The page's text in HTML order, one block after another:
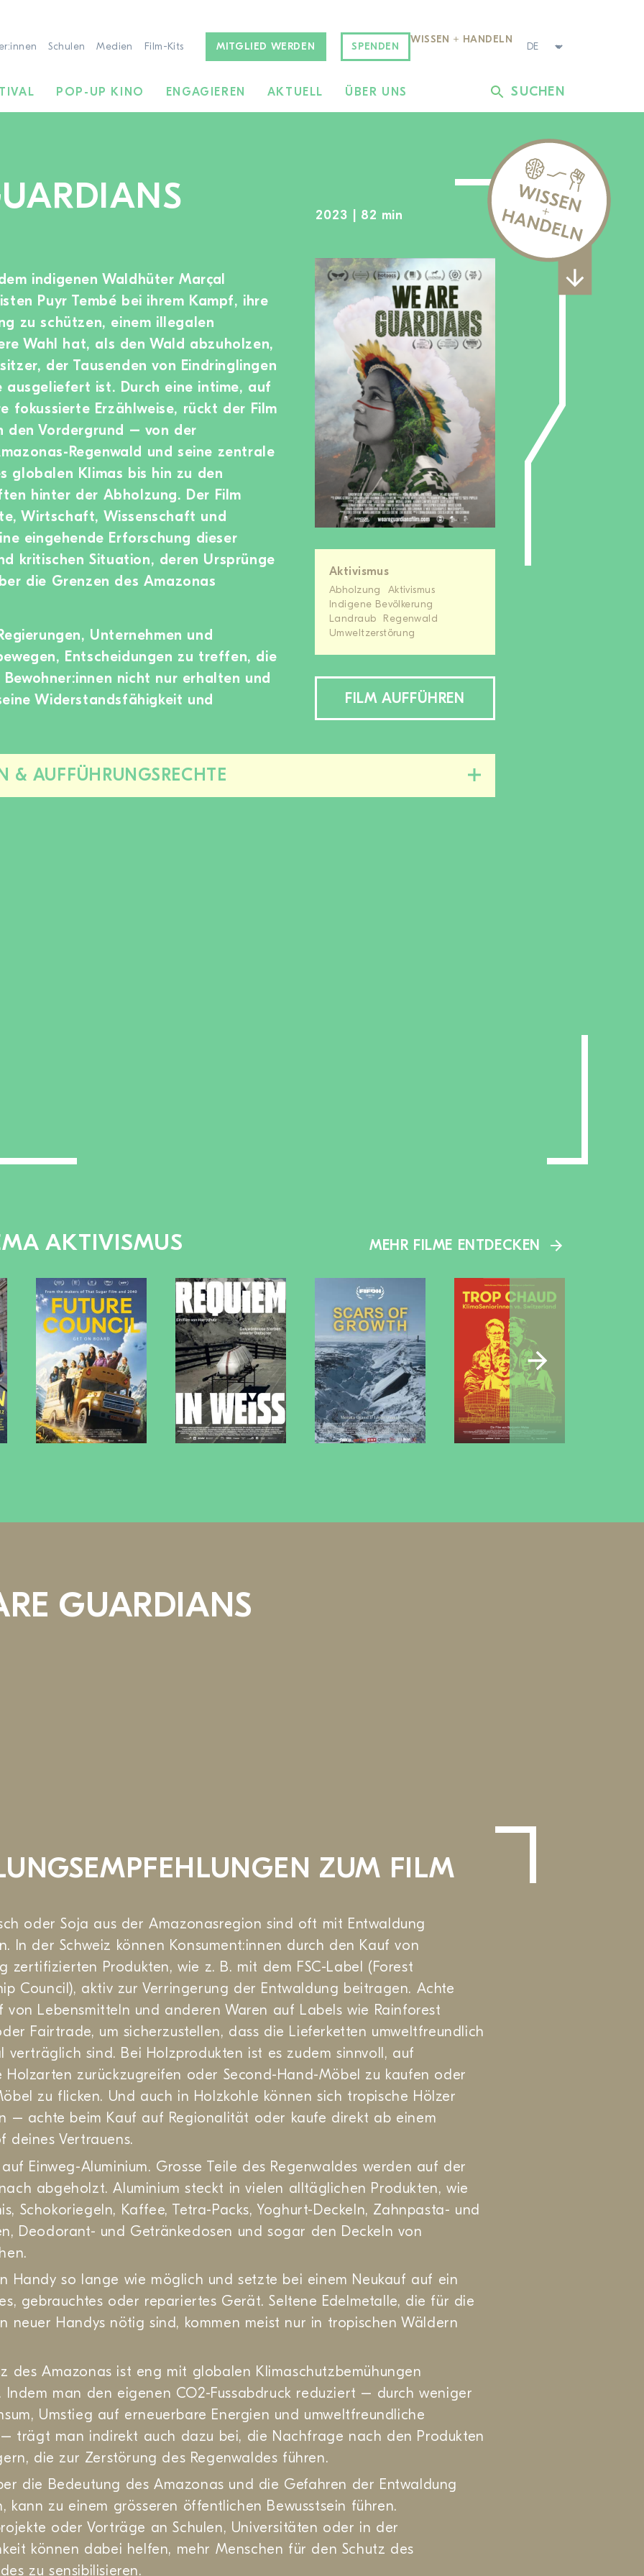
Schulen Medien Film-Kits MITGLIED WERDEN SPENDEN
WISSEN + HANDELN
POP-UP KINO ENGAGIEREN AKTUELL ÜBER UNS SUCHEN
2023 | 82 min
Aktivismus
Abholzung
Aktivismus
Indigene Bevölkerung
Landraub
Regenwald
Umweltzerstörung
FILM AUFFÜHREN
indigenen Waldhüter Marçal
Puyr Tembé bei ihrem Kampf, ihre
zu schützen, einem illegalen
Wahl hat, als den Wald abzuholzen,
der Tausenden von Eindringlingen
ausgeliefert ist. Durch eine intime, auf
fokussierte Erzählweise, rückt der Film
den Vordergrund – von der
Regenwald und seine zentrale
globalen Klimas bis hin zu den
hinter der Abholzung. Der Film
Wirtschaft, Wissenschaft und
eingehende Erforschung dieser
kritischen Situation, deren Ursprünge
die Grenzen des Amazonas
Unternehmen und
Entscheidungen zu treffen, die
nicht nur erhalten und
Widerstandsfähigkeit und
& AUFFÜHRUNGSRECHTE
Diesen
Bereich
AKTIVISMUS MEHR FILME ENTDECKEN
GUARDIANS
ZUM FILM
oder Soja aus der Amazonasregion sind oft mit Entwaldung
In der Schweiz können Konsument:innen durch den Kauf von
zertifizierten Produkten, wie z. B. mit dem FSC-Label (Forest
Council), aktiv zur Verringerung der Entwaldung beitragen. Achte
von Lebensmitteln und anderen Waren auf Labels wie Rainforest
Fairtrade, um sicherzustellen, dass die Lieferketten umweltfreundlich
verträglich sind. Bei Holzprodukten ist es zudem sinnvoll, auf
Holzarten zurückzugreifen oder Second-Hand-Möbel zu kaufen oder
zu flicken. Und auch in Holzkohle können sich tropische Hölzer
– achte beim Kauf auf Regionalität oder kaufe direkt ab einem
deines Vertrauens.
Einweg-Aluminium. Grosse Teile des Regenwaldes werden auf der
abgeholzt. Aluminium steckt in vielen alltäglichen Produkten, wie
Schokoriegeln, Kaffee, Tetra-Packs, Yoghurt-Deckeln, Zahnpasta- und
Deodorant- und Getränkedosen und sogar den Deckeln von
Handy so lange wie möglich und setzte bei einem Neukauf auf ein
gebrauchtes oder repariertes Gerät. Seltene Edelmetalle, die für die
neuer Handys nötig sind, kommen meist nur in tropischen Wäldern
des Amazonas ist eng mit globalen Klimaschutzbemühungen
Indem man den eigenen CO2-Fussabdruck reduziert – durch weniger
Umstieg auf erneuerbare Energien und umweltfreundliche
trägt man indirekt auch dazu bei, die Nachfrage nach den Produkten
die zur Zerstörung des Regenwaldes führen.
die Bedeutung des Amazonas und die Gefahren der Entwaldung
kann zu einem grösseren öffentlichen Bewusstsein führen.
oder Vorträge an Schulen, Universitäten oder in der
können dabei helfen, mehr Menschen für den Schutz des
zu sensibilisieren.